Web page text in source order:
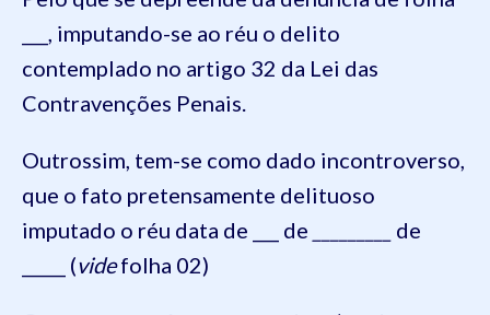
___, imputando-se ao réu o delito
contemplado no artigo 32 da Lei das
Contravenções Penais.
Outrossim, tem-se como dado incontroverso,
que o fato pretensamente delituoso
imputado o réu data de ___ de
de
_____ (videfolha 02)